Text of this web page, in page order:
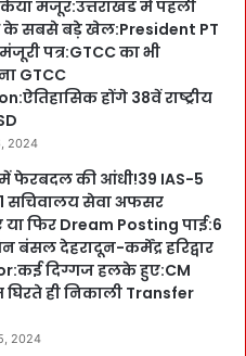
मंजूर:उत्तराखंड में पहली
के सबसे बड़े खेल:President PT
पत्र:GTCC का भी
GTCC
होंगे 38वें राष्ट्रीय
2024
फेरबदल की आंधी!39 IAS-5
1 सचिवालय सेवा अफसर
फिर Dream Posting पाई:6
बंसल देहरादून-कर्मेंद्र हरिद्वार
दिग्गज हलके हुए:CM
घिरते ही निकाली Transfer
2024